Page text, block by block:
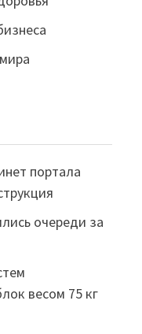
портала
очереди за
весом 75 кг